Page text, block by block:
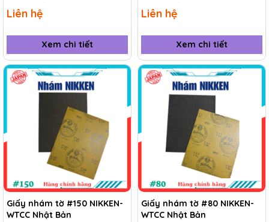
Liên hệ
Xem chi tiết
Liên hệ
Xem chi tiết
Giấy nhám tờ #150 NIKKEN-
WTCC Nhật Bản
Giấy nhám tờ #80 NIKKEN-
WTCC Nhật Bản